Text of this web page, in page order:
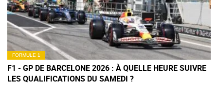
FORMULE 1
F1 - GP DE BARCELONE 2026 : À QUELLE HEURE SUIVRE
LES QUALIFICATIONS DU SAMEDI ?